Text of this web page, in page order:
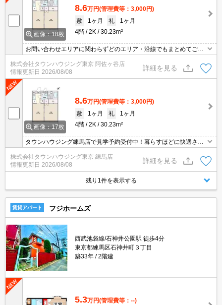
画像：18枚
8.6万円(管理費等：3,000円)
敷
1ヶ月 礼
1ヶ月
4階
2K 30.23m²
お問い合わせエリアに関わらずどのエリア・沿線でもまとめてご紹
介可能です！！迷われている場合はますご相談くださいませ。
株式会社タウンハウジング東京 阿佐ヶ谷店
情報更新日 2026/08/08
詳細を見る
画像：17枚
8.6万円(管理費等：3,000円)
敷
1ヶ月 礼
1ヶ月
4階
2K 30.23m²
タウンハウジング練馬店で見学予約受付中！暮らすほどに快適さを
実感できる設備仕様！駅前商業施設の多さ！
株式会社タウンハウジング東京 練馬店
情報更新日 2026/08/08
詳細を見る
残り1件を表示する
賃貸アパート フジホームズ
西武池袋線/石神井公園駅 徒歩4分
東京都練馬区石神井町３丁目
築33年
2階建
5.3万円(管理費等：--)